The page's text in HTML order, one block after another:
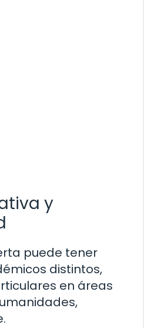
y
puede tener
distintos,
en áreas